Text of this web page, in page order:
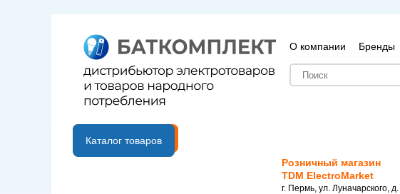
О компании Бренды
B2B портал
Каталог товаров
Розничный магазин
TDM ElectroMarket
г. Пермь, ул. Луначарского,